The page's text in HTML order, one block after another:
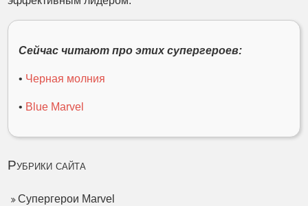
Сейчас читают про этих супергероев:
• Черная молния
• Blue Marvel
Рубрики сайта
Супергерои Marvel